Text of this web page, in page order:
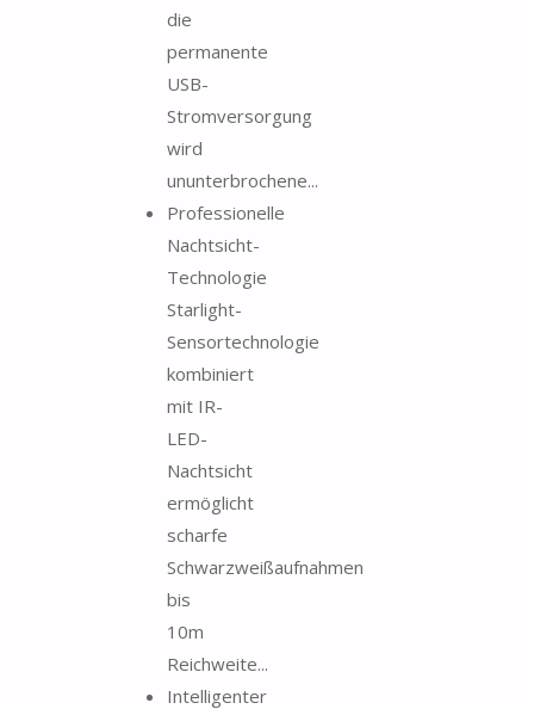
die
permanente
USB-
Stromversorgung
wird
ununterbrochene...
Professionelle
Nachtsicht-
Technologie
Starlight-
Sensortechnologie
kombiniert
mit IR-
LED-
Nachtsicht
ermöglicht
scharfe
Schwarzweißaufnahmen
bis
10m
Reichweite...
Intelligenter